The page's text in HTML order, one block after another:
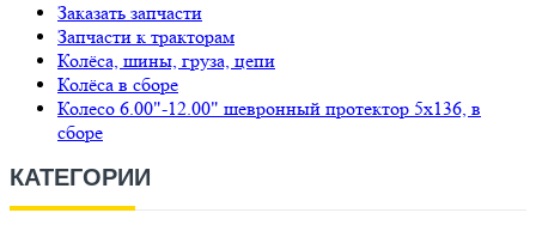
Заказать запчасти
Запчасти к тракторам
Колёса, шины, груза, цепи
Колёса в сборе
Колесо 6.00"-12.00" шевронный протектор 5х136, в
сборе
КАТЕГОРИИ